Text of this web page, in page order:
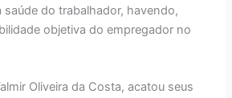
saúde do trabalhador, havendo,
objetiva do empregador no
Oliveira da Costa, acatou seus